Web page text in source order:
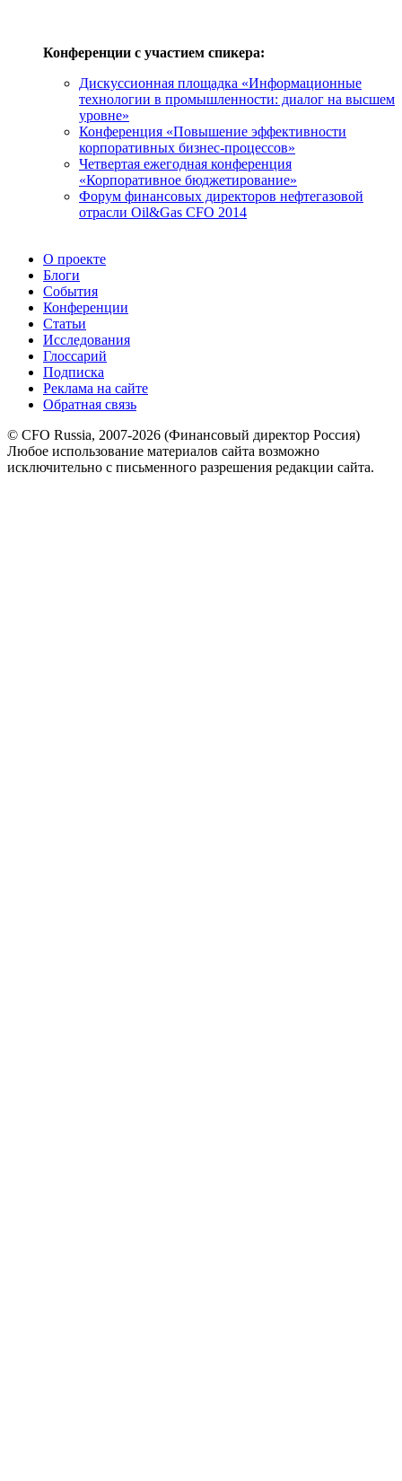
Конференции с участием спикера:
Дискуссионная площадка «Информационные
технологии в промышленности: диалог на высшем
уровне»
Конференция «Повышение эффективности
корпоративных бизнес-процессов»
Четвертая ежегодная конференция
«Корпоративное бюджетирование»
Форум финансовых директоров нефтегазовой
отрасли Oil&Gas CFO 2014
О проекте
Блоги
События
Конференции
Статьи
Исследования
Глоссарий
Подписка
Реклама на сайте
Обратная связь
© CFO Russia, 2007-2026 (Финансовый директор Россия)
Любое использование материалов сайта возможно
исключительно с письменного разрешения редакции сайта.